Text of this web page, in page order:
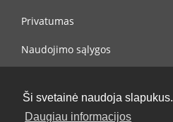
Ši svetainė naudoja slapukus.
Daugiau informacijos
Privatumas
Naudojimo sąlygos